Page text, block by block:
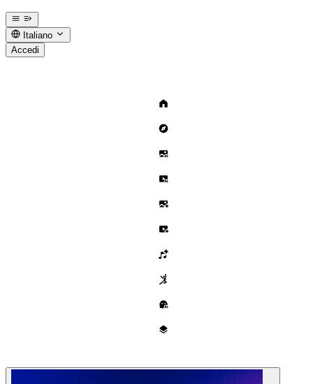
Italiano
Accedi